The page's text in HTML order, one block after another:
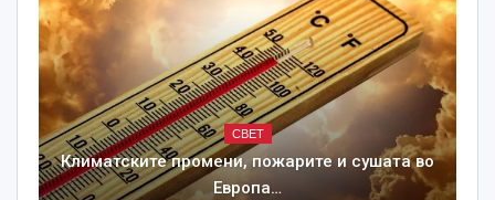
СВЕТ
Климатските промени, пожарите и сушата во
Европа…